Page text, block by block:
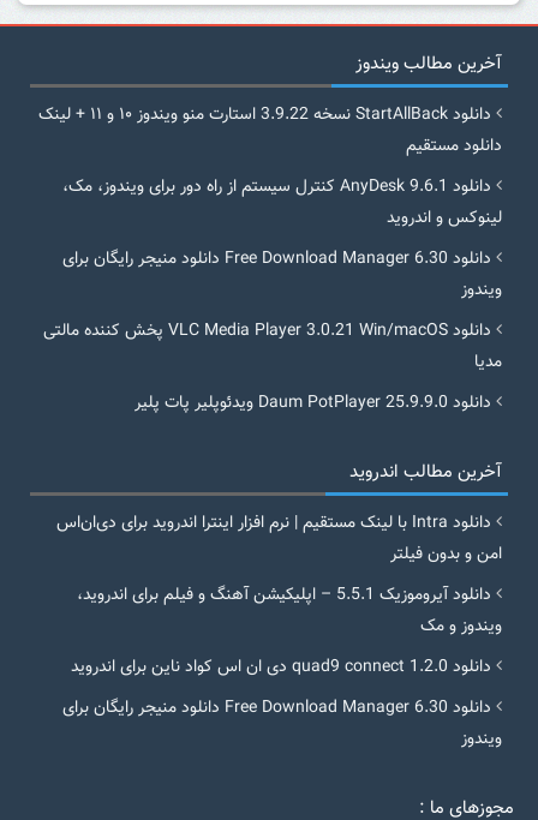
آخرین مطالب ویندوز
دانلود StartAllBack نسخه 3.9.22 استارت منو ویندوز ۱۰ و ۱۱ + لینک
دانلود مستقیم
دانلود AnyDesk 9.6.1 کنترل سیستم از راه دور برای ویندوز، مک،
لینوکس و اندروید
دانلود Free Download Manager 6.30 دانلود منیجر رایگان برای
ویندوز
دانلود VLC Media Player 3.0.21 Win/macOS پخش کننده مالتی
مدیا
دانلود Daum PotPlayer 25.9.9.0 ویدئوپلیر پات پلیر
آخرین مطالب اندروید
دانلود Intra با لینک مستقیم | نرم افزار اینترا اندروید برای دی‌ان‌اس
امن و بدون فیلتر
دانلود آیروموزیک 5.5.1 – اپلیکیشن آهنگ و فیلم برای اندروید،
ویندوز و مک
دانلود quad9 connect 1.2.0 دی ان اس کواد ناین برای اندروید
دانلود Free Download Manager 6.30 دانلود منیجر رایگان برای
ویندوز
مجوزهای ما :